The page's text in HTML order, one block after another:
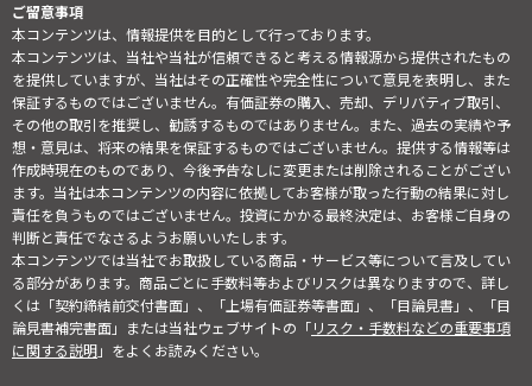
ご留意事項
本コンテンツは、情報提供を目的として行っております。
本コンテンツは、当社や当社が信頼できると考える情報源から提供されたもの
を提供していますが、当社はその正確性や完全性について意見を表明し、また
保証するものではございません。有価証券の購入、売却、デリバティブ取引、
その他の取引を推奨し、勧誘するものではありません。また、過去の実績や予
想・意見は、将来の結果を保証するものではございません。提供する情報等は
作成時現在のものであり、今後予告なしに変更または削除されることがござい
ます。当社は本コンテンツの内容に依拠してお客様が取った行動の結果に対し
責任を負うものではございません。投資にかかる最終決定は、お客様ご自身の
判断と責任でなさるようお願いいたします。
本コンテンツでは当社でお取扱している商品・サービス等について言及してい
る部分があります。商品ごとに手数料等およびリスクは異なりますので、詳し
くは「契約締結前交付書面」、「上場有価証券等書面」、「目論見書」、「目
論見書補完書面」または当社ウェブサイトの「リスク・手数料などの重要事項
に関する説明」をよくお読みください。